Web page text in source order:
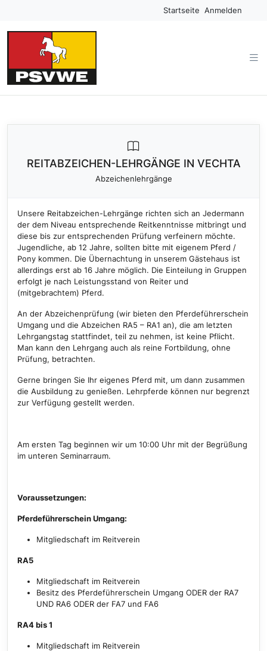
Startseite Anmelden
REITABZEICHEN-LEHRGÄNGE IN VECHTA
Abzeichenlehrgänge
Unsere Reitabzeichen-Lehrgänge richten sich an Jedermann
der dem Niveau entsprechende Reitkenntnisse mitbringt und
diese bis zur entsprechenden Prüfung verfeinern möchte.
Jugendliche, ab 12 Jahre, sollten bitte mit eigenem Pferd /
Pony kommen. Die Übernachtung in unserem Gästehaus ist
allerdings erst ab 16 Jahre möglich. Die Einteilung in Gruppen
erfolgt je nach Leistungsstand von Reiter und
(mitgebrachtem) Pferd.
An der Abzeichenprüfung (wir bieten den Pferdeführerschein
Umgang und die Abzeichen RA5 – RA1 an), die am letzten
Lehrgangstag stattfindet, teil zu nehmen, ist keine Pflicht.
Man kann den Lehrgang auch als reine Fortbildung, ohne
Prüfung, betrachten.
Gerne bringen Sie Ihr eigenes Pferd mit, um dann zusammen
die Ausbildung zu genießen. Lehrpferde können nur begrenzt
zur Verfügung gestellt werden.
Am ersten Tag beginnen wir um 10:00 Uhr mit der Begrüßung
im unteren Seminarraum.
Voraussetzungen:
Pferdeführerschein Umgang:
Mitgliedschaft im Reitverein
RA5
Mitgliedschaft im Reitverein
Besitz des Pferdeführerschein Umgang ODER der RA7
UND RA6 ODER der FA7 und FA6
RA4 bis 1
Mitgliedschaft im Reitverein